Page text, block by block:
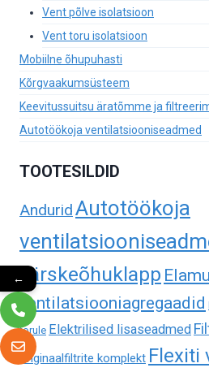
Vent põlve isolatsioon
Vent toru isolatsioon
Mobiilne õhupuhasti
Kõrgvaakumsüsteem
Keevitussuitsu äratõmme ja
Autotöökoja ventilatsiooniseadmed
TOOTESILDID
AnduridAutotöökoja
värskeõhuklapp Elamu
ventilatsiooniagregaadid
torule Elektrilised lisaseadmed
originaalfiltrite komplekt Flexiti
←